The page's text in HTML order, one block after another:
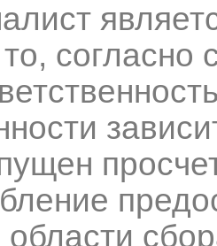
согласно